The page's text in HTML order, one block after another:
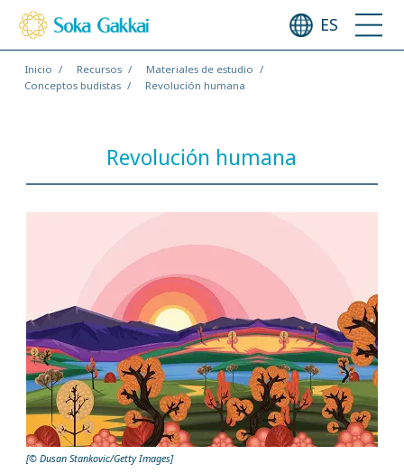
ES
Inicio Recursos
Materiales de estudio
Conceptos budistas
Revolución humana
Revolución humana
[© Dusan Stankovic/Getty Images]